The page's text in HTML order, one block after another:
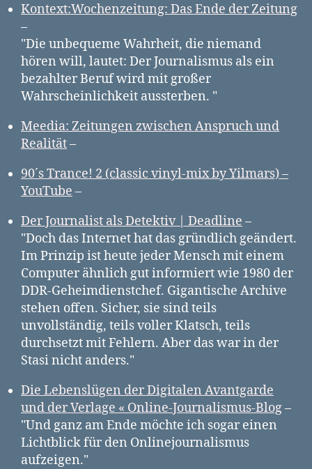
Kontext:Wochenzeitung: Das Ende der Zeitung
–
"Die unbequeme Wahrheit, die niemand
hören will, lautet: Der Journalismus als ein
bezahlter Beruf wird mit großer
Wahrscheinlichkeit aussterben. "
Meedia: Zeitungen zwischen Anspruch und
Realität–
90´s Trance! 2 (classic vinyl-mix by Yilmars) –
YouTube –
Der Journalist als Detektiv | Deadline –
"Doch das Internet hat das gründlich geändert.
Im Prinzip ist heute jeder Mensch mit einem
Computer ähnlich gut informiert wie 1980 der
DDR-Geheimdienstchef. Gigantische Archive
stehen offen. Sicher, sie sind teils
unvollständig, teils voller Klatsch, teils
durchsetzt mit Fehlern. Aber das war in der
Stasi nicht anders."
Die Lebenslügen der Digitalen Avantgarde
und der Verlage « Online-Journalismus-Blog–
"Und ganz am Ende möchte ich sogar einen
Lichtblick für den Onlinejournalismus
aufzeigen."